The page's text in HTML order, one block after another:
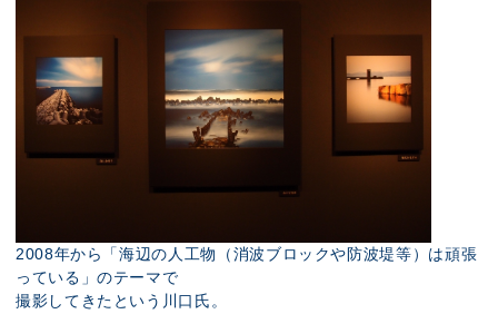
2008年から「海辺の人工物（消波ブロックや防波堤等）は頑張
っている」のテーマで
撮影してきたという川口氏。